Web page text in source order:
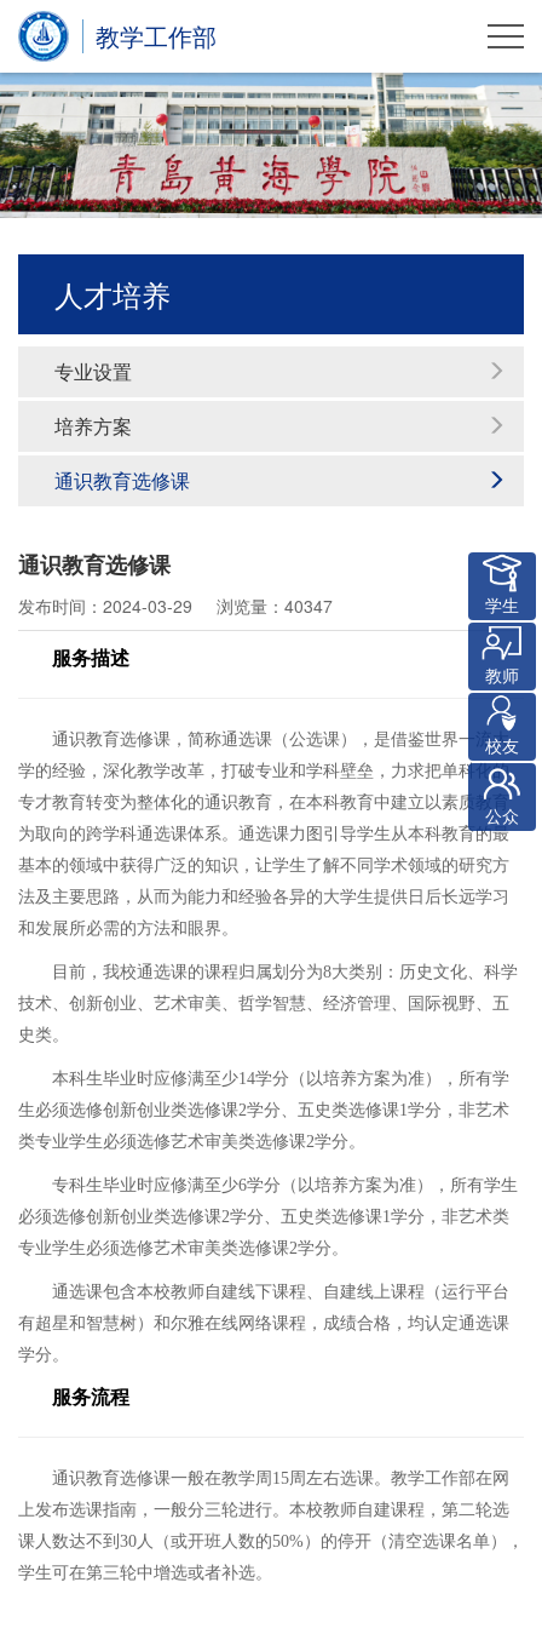
教学工作部
学生
教师
校友
公众
人才培养
专业设置
培养方案
通识教育选修课
通识教育选修课
发布时间：2024-03-29 浏览量：40347
服务描述
通识教育选修课，简称通选课（公选课），是借鉴世界一流大
学的经验，深化教学改革，打破专业和学科壁垒，力求把单科化的
专才教育转变为整体化的通识教育，在本科教育中建立以素质教育
为取向的跨学科通选课体系。通选课力图引导学生从本科教育的最
基本的领域中获得广泛的知识，让学生了解不同学术领域的研究方
法及主要思路，从而为能力和经验各异的大学生提供日后长远学习
和发展所必需的方法和眼界。
目前，我校通选课的课程归属划分为8大类别：历史文化、科学
技术、创新创业、艺术审美、哲学智慧、经济管理、国际视野、五
史类。
本科生毕业时应修满至少14学分（以培养方案为准），所有学
生必须选修创新创业类选修课2学分、五史类选修课1学分，非艺术
类专业学生必须选修艺术审美类选修课2学分。
专科生毕业时应修满至少6学分（以培养方案为准），所有学生
必须选修创新创业类选修课2学分、五史类选修课1学分，非艺术类
专业学生必须选修艺术审美类选修课2学分。
通选课包含本校教师自建线下课程、自建线上课程（运行平台
有超星和智慧树）和尔雅在线网络课程，成绩合格，均认定通选课
学分。
服务流程
通识教育选修课一般在教学周 15周左右选课。教学工作部在网
上发布选课指南，一般分三轮进行。本校教师自建课程，第二轮选
课人数达不到 30人（或开班人数的50%）的停开（清空选课名单），
学生可在第三轮中增选或者补选。